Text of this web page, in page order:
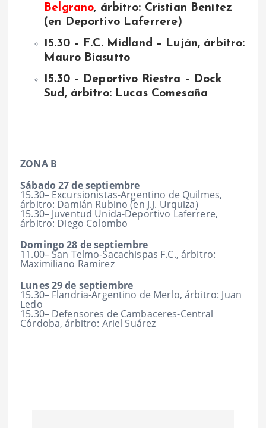
Belgrano, árbitro: Cristian Benítez
(en Deportivo Laferrere)
15.30 – F.C. Midland – Luján, árbitro:
Mauro Biasutto
15.30 – Deportivo Riestra – Dock
Sud, árbitro: Lucas Comesaña
ZONA B
Sábado 27 de septiembre
15.30– Excursionistas-Argentino de Quilmes,
árbitro: Damián Rubino (en J.J. Urquiza)
15.30– Juventud Unida-Deportivo Laferrere,
árbitro: Diego Colombo
Domingo 28 de septiembre
11.00– San Telmo-Sacachispas F.C., árbitro:
Maximiliano Ramírez
Lunes 29 de septiembre
15.30– Flandria-Argentino de Merlo, árbitro: Juan
Ledo
15.30– Defensores de Cambaceres-Central
Córdoba, árbitro: Ariel Suárez